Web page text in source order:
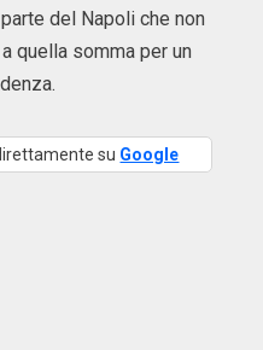
del Napoli che non
quella somma per un
su Google